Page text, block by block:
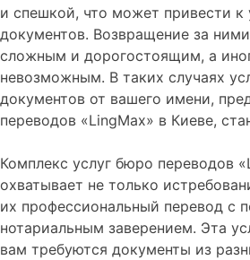
и спешкой, что может привести
документов. Возвращение за
сложным и дорогостоящим, а
невозможным. В таких случаях
документов от вашего имени,
переводов «LingMax» в Киеве,
Комплекс услуг бюро переводов
охватывает не только
их профессиональный перевод с
нотариальным заверением. Эта
вам требуются документы из